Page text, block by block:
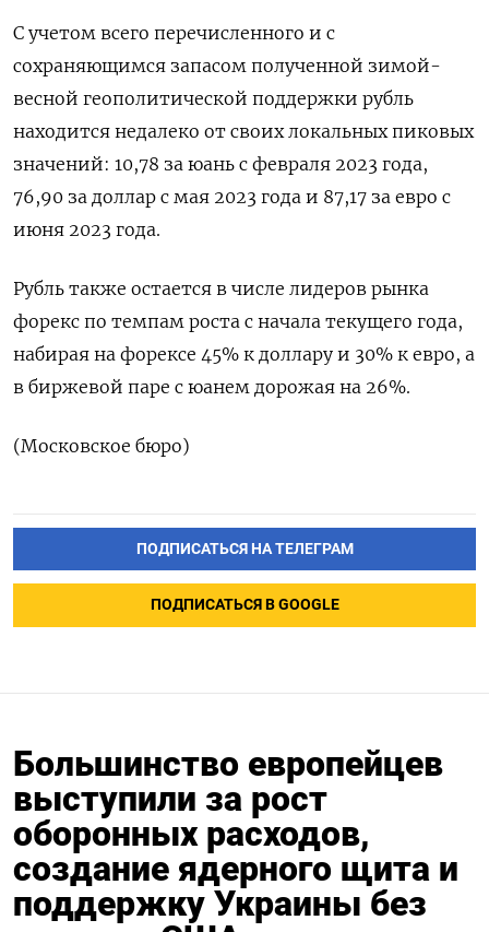
С учетом всего перечисленного и с
сохраняющимся запасом полученной зимой-
весной геополитической поддержки рубль
находится недалеко от своих локальных пиковых
значений: 10,78 за юань с февраля 2023 года,
76,90 за доллар с мая 2023 года и 87,17 за евро с
июня 2023 года.
Рубль также остается в числе лидеров рынка
форекс по темпам роста с начала текущего года,
набирая на форексе 45% к доллару и 30% к евро, а
в биржевой паре с юанем дорожая на 26%.
(Московское бюро)
ПОДПИСАТЬСЯ НА ТЕЛЕГРАМ
ПОДПИСАТЬСЯ В GOOGLE
Большинство европейцев
выступили за рост
оборонных расходов,
создание ядерного щита и
поддержку Украины без